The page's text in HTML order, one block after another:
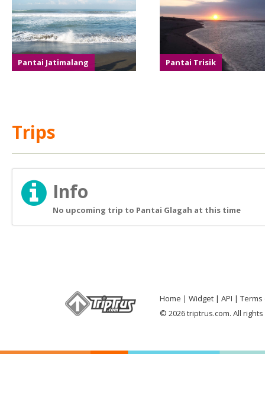
Pantai Jatimalang Pantai Trisik
Trips
Info
No upcoming trip to Pantai Glagah at this time
Home Widget API
Terms
© 2026 triptrus.com. All